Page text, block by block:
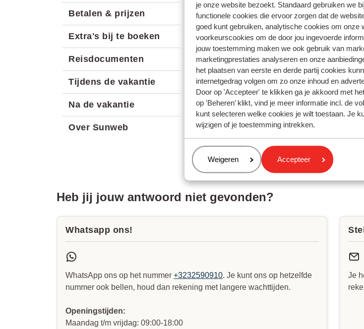
je onze website bezoekt. Standaard gebruiken we
functionele cookies die ervoor zorgen dat de
goed kunt gebruiken, analytische cookies om onze
voorkeurscookies om de door jou ingevoerde
jouw toestemming maken we ook gebruik van
marketingprestaties analyseren en onze
het plaatsen van eerste en derde partij cookies
internetgedrag volgen om zo onze inhoud en
Door op 'Accepteer' te klikken ga je akkoord met
op 'Beheren’ klikt, vind je meer informatie incl. de
kunt selecteren welke cookies je wilt toestaan. Je
wijzigen of je toestemming intrekken.
Beheren
Weigeren Accepteer
Betalen & prijzen
Extra's bij te boeken
Reisdocumenten
Tijdens de vakantie
Na de vakantie
Over Sunweb
Vragen over hetzelfde onderwerp
Kan ik eten en drinken kopen in de bus?
Mag ik roken in de bus?
Stopt de bus voor de accommodatie?
Gerelateerde vragen
Waar kan ik op- en uitstappen voor de busreis?
Stopt de bus voor de accommodatie?
Zorgt Sunweb ervoor dat ik weer veilig thuis
Heb jij jouw antwoord niet gevonden?
Whatsapp ons!
WhatsApp ons op het nummer +3232590910. Je kunt ons op hetzelfde
nummer ook bellen, houd dan rekening met langere wachttijden.
Openingstijden:
Maandag t/m vrijdag: 09:00-18:00
Je